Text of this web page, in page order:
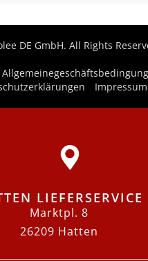
DE GmbH. All Rights
Impressum
LIEFERSERVICE
Marktpl. 8
26209 Hatten